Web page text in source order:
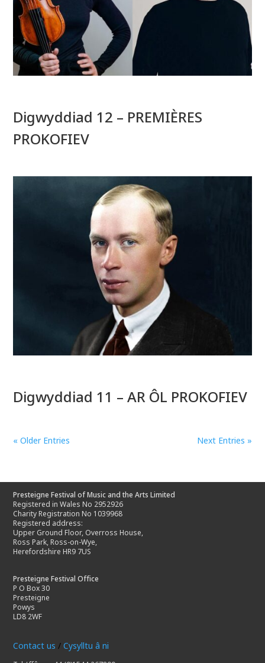
Digwyddiad 12 – PREMIÈRES
PROKOFIEV
Digwyddiad 11 – AR ÔL PROKOFIEV
« Older Entries Next Entries »
Presteigne Festival of Music and the Arts Limited
Registered in Wales No 2952926
Charity Registration No 1039968
Registered address:
Upper Ground Floor, Overross House,
Ross Park, Ross-on-Wye,
Herefordshire HR9 7US
Presteigne Festival Office
P O Box 30
Presteigne
Powys
LD8 2WF
Contact us /Cysylltu â ni